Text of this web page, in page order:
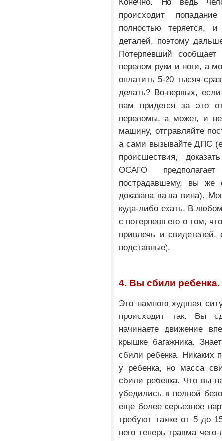
Конечно. Но ведь
происходит
полностью теряется,
деталей, поэтому
Потерпевший
перелом руки и ноги, а
оплатить 5-20 тысяч
делать? Во-первых,
вам придется за это
переломы, а может, и
машину, отправляйте
а сами вызывайте ДПС
происшествия,
ОСАГО
пострадавшему, вы же
доказана ваша вина).
куда-либо ехать. В
с потерпевшего о том,
привлечь и свидетелей,
подставные).
4. Вы сбили ребенка.
Это намного худшая
происходит так. Вы
начинаете движение
крышке багажника.
сбили ребенка. Никаких
у ребенка, но масса
сбили ребенка. Что вы
убедились в полной
еще более серьезное
требуют также от 5 до
него теперь травма